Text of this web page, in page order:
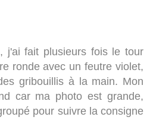
j'ai fait plusieurs fois le tour
ronde avec un feutre violet,
gribouillis à la main. Mon
car ma photo est grande,
pour suivre la consigne